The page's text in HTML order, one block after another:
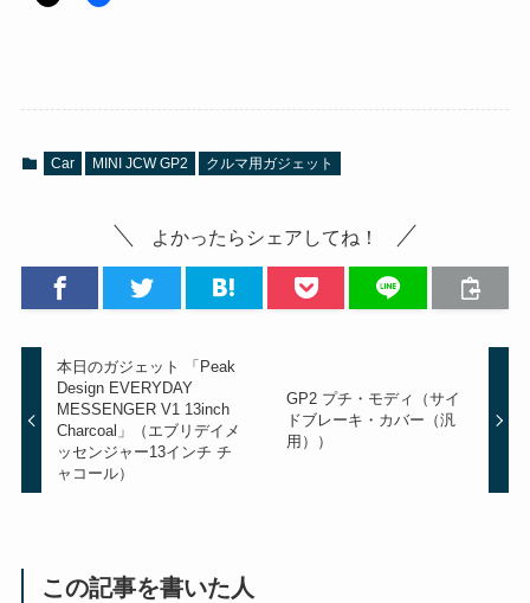
Car MINI JCW GP2 クルマ用ガジェット
よかったらシェアしてね！
本日のガジェット 「Peak
Design EVERYDAY
MESSENGER V1 13inch
Charcoal」（エブリデイメ
ッセンジャー13インチ チ
ャコール）
GP2 プチ・モディ（サイ
ドブレーキ・カバー（汎
用））
この記事を書いた人